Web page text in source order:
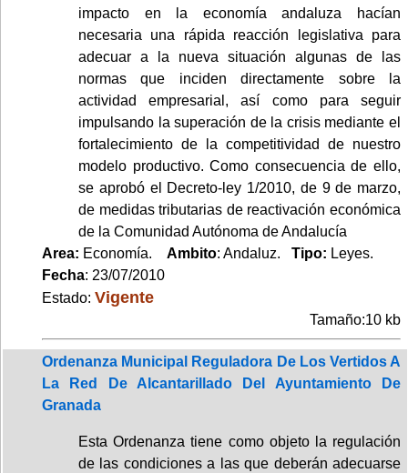
impacto en la economía andaluza hacían
necesaria una rápida reacción legislativa para
adecuar a la nueva situación algunas de las
normas que inciden directamente sobre la
actividad empresarial, así como para seguir
impulsando la superación de la crisis mediante el
fortalecimiento de la competitividad de nuestro
modelo productivo. Como consecuencia de ello,
se aprobó el Decreto-ley 1/2010, de 9 de marzo,
de medidas tributarias de reactivación económica
de la Comunidad Autónoma de Andalucía
Area: Economía. Ambito: Andaluz. Tipo: Leyes.
Fecha: 23/07/2010
Estado: Vigente
Tamaño:10 kb
Ordenanza Municipal Reguladora De Los Vertidos A
La Red De Alcantarillado Del Ayuntamiento De
Granada
Esta Ordenanza tiene como objeto la regulación
de las condiciones a las que deberán adecuarse